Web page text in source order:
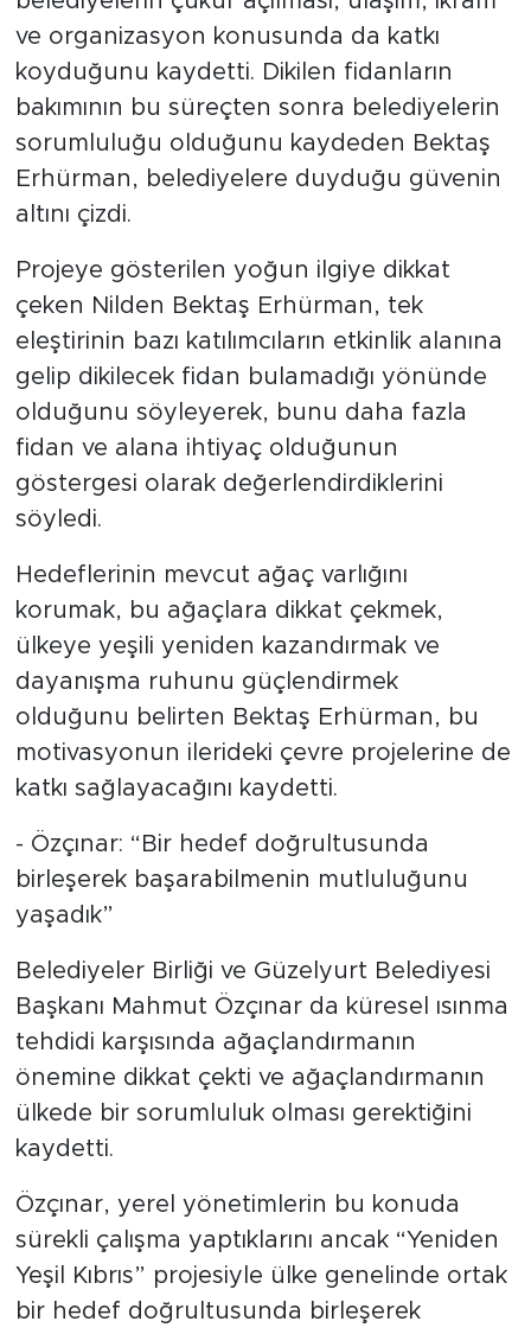
ve organizasyon konusunda da katkı
koyduğunu kaydetti. Dikilen fidanların
bakımının bu süreçten sonra belediyelerin
sorumluluğu olduğunu kaydeden Bektaş
Erhürman, belediyelere duyduğu güvenin
altını çizdi.
Projeye gösterilen yoğun ilgiye dikkat
çeken Nilden Bektaş Erhürman, tek
eleştirinin bazı katılımcıların etkinlik alanına
gelip dikilecek fidan bulamadığı yönünde
olduğunu söyleyerek, bunu daha fazla
fidan ve alana ihtiyaç olduğunun
göstergesi olarak değerlendirdiklerini
söyledi.
Hedeflerinin mevcut ağaç varlığını
korumak, bu ağaçlara dikkat çekmek,
ülkeye yeşili yeniden kazandırmak ve
dayanışma ruhunu güçlendirmek
olduğunu belirten Bektaş Erhürman, bu
motivasyonun ilerideki çevre projelerine de
katkı sağlayacağını kaydetti.
- Özçınar: “Bir hedef doğrultusunda
birleşerek başarabilmenin mutluluğunu
yaşadık”
Belediyeler Birliği ve Güzelyurt Belediyesi
Başkanı Mahmut Özçınar da küresel ısınma
tehdidi karşısında ağaçlandırmanın
önemine dikkat çekti ve ağaçlandırmanın
ülkede bir sorumluluk olması gerektiğini
kaydetti.
Özçınar, yerel yönetimlerin bu konuda
sürekli çalışma yaptıklarını ancak “Yeniden
Yeşil Kıbrıs” projesiyle ülke genelinde ortak
bir hedef doğrultusunda birleşerek